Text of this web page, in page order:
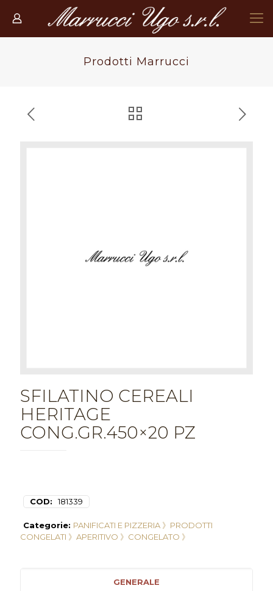
Prodotti Marrucci
SFILATINO CEREALI
HERITAGE
CONG.GR.450×20 PZ
COD: 181339
Categorie: PANIFICATI E PIZZERIA 》 PRODOTTI
CONGELATI 》 APERITIVO 》 CONGELATO 》
GENERALE